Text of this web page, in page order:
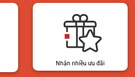
Nhận nhiều ưu đãi